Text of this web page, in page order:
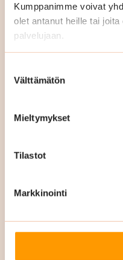
Kumppanimme voivat
olet antanut heille tai
palvelujaan.
valinta
Välttämätön
Mieltymykset
Tilastot
Markkinointi
vesivahinko
viemärivahinko
eritesiivoukset
kirjaamme kaikki
Tämä takaa, että
tilojesi ja